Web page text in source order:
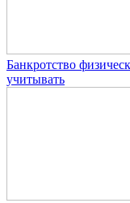
Банкротство
учитывать